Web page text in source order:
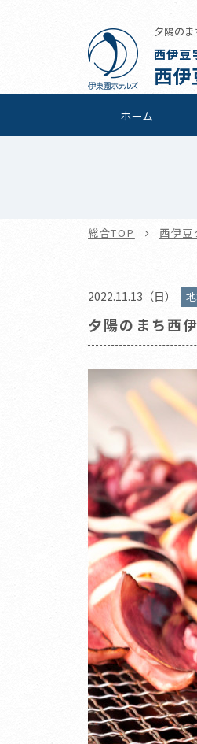
夕陽の
西伊豆
西
ホーム
総合TOP 西伊
2022.11.13（日）
夕陽のまち西